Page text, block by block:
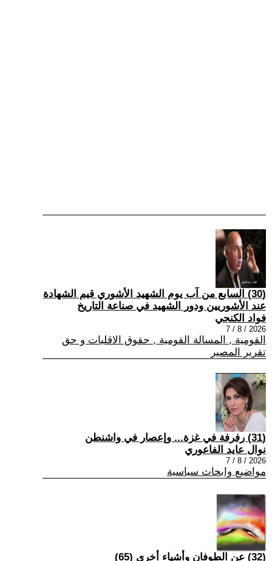
(30) السابع من آب يوم الشهيد الأشوري قيم الشهادة
عند الأشوريين ودور الشهيد في صناعة التاريخ
فواد الكنجي
2026 / 8 / 7
القومية , المسالة القومية , حقوق الاقليات و حق
تقرير المصير
(31) رفرفة في غزة... وإعصار في واشنطن
نوال عايد الفاعوري
2026 / 8 / 7
مواضيع وابحاث سياسية
(32) عن الطوفان وأشياء أخرى (65)